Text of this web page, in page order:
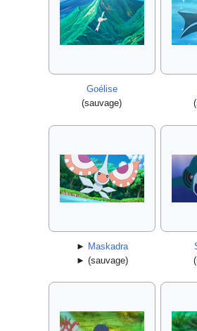
Goélise
(sauvage)
► Maskadra
► (sauvage)